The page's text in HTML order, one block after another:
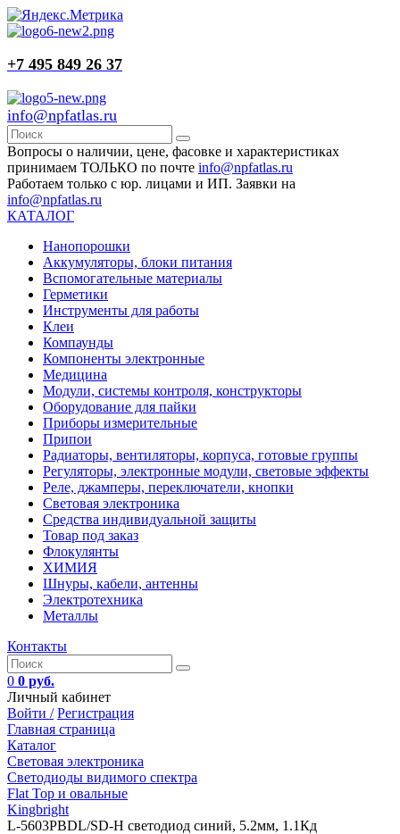
+7 495 849 26 37
info@npfatlas.ru
Вопросы о наличии, цене, фасовке и характеристиках
принимаем ТОЛЬКО по почте info@npfatlas.ru
Работаем только с юр. лицами и ИП. Заявки на
info@npfatlas.ru
КАТАЛОГ
Нанопорошки
Аккумуляторы, блоки питания
Вспомогательные материалы
Герметики
Инструменты для работы
Клеи
Компаунды
Компоненты электронные
Медицина
Модули, системы контроля, конструкторы
Оборудование для пайки
Приборы измерительные
Припои
Радиаторы, вентиляторы, корпуса, готовые группы
Регуляторы, электронные модули, световые эффекты
Реле, джамперы, переключатели, кнопки
Световая электроника
Средства индивидуальной защиты
Товар под заказ
Флокулянты
ХИМИЯ
Шнуры, кабели, антенны
Электротехника
Металлы
Контакты
0 0 руб.
Личный кабинет
Войти / Регистрация
Главная страница
Каталог
Световая электроника
Светодиоды видимого спектра
Flat Top и овальные
Kingbright
L-5603PBDL/SD-H светодиод синий, 5.2мм, 1.1Кд